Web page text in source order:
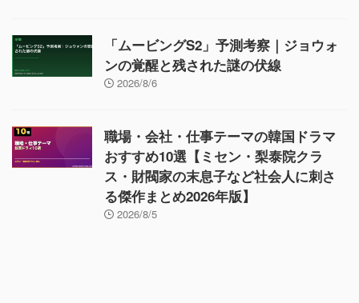
「ムービングS2」予測考察｜ジョウォ
ンの覚醒と残された謎の伏線
2026/8/6
職場・会社・仕事テーマの韓国ドラマ
おすすめ10選【ミセン・梨泰院クラ
ス・財閥家の末息子など社会人に刺さ
る傑作まとめ2026年版】
2026/8/5